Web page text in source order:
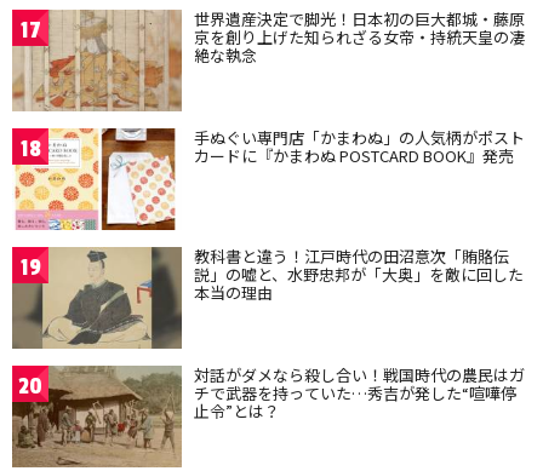
17 世界遺産決定で脚光！日本初の巨大都城・藤原
京を創り上げた知られざる女帝・持統天皇の凄
絶な執念
18 手ぬぐい専門店「かまわぬ」の人気柄がポスト
カードに『かまわぬ POSTCARD BOOK』発売
19 教科書と違う！江戸時代の田沼意次「賄賂伝
説」の嘘と、水野忠邦が「大奥」を敵に回した
本当の理由
20 対話がダメなら殺し合い！戦国時代の農民はガ
チで武器を持っていた…秀吉が発した“喧嘩停
止令”とは？